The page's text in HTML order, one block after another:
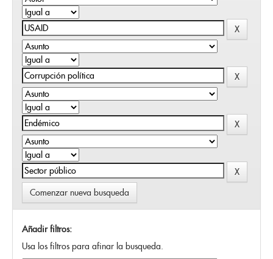
Comenzar nueva busqueda
Añadir filtros:
Usa los filtros para afinar la busqueda.